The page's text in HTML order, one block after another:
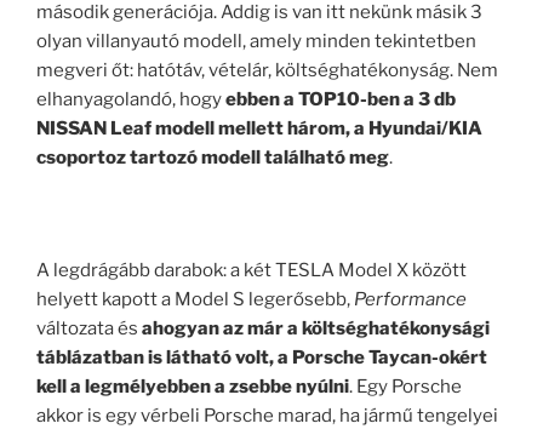
második generációja. Addig is van itt nekünk másik 3
olyan villanyautó modell, amely minden tekintetben
megveri őt: hatótáv, vételár, költséghatékonyság. Nem
elhanyagolandó, hogyebben a TOP10-ben a 3 db
NISSAN Leaf modell mellett három, a Hyundai/KIA
csoportoz tartozó modell található meg.
A legdrágább darabok: a két TESLA Model X között
helyett kapott a Model S legerősebb, Performance
változata és ahogyan az már a költséghatékonysági
táblázatban is látható volt, a Porsche Taycan-okért
kell a legmélyebben a zsebbe nyúlni. Egy Porsche
akkor is egy vérbeli Porsche marad, ha jármű tengelyei